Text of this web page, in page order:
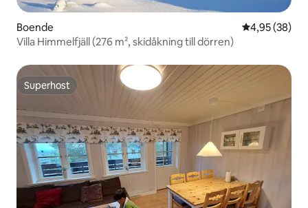
Boende 4,95 av 5 i
4,95 (38)
Villa Himmelfjäll (276 m², skidåkning till dörren)
Superhost
Superhost